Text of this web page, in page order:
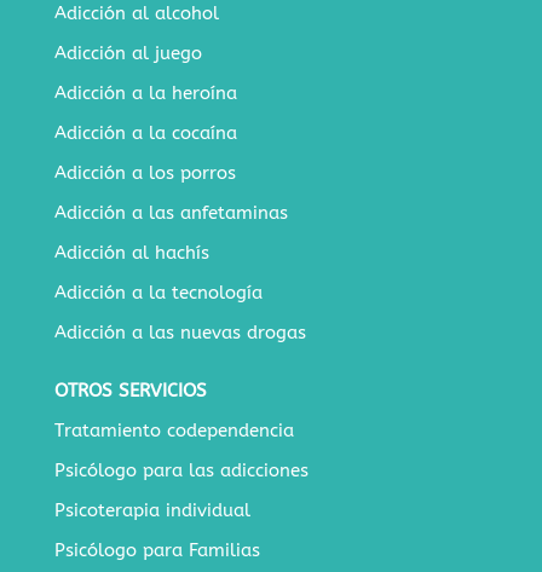
Adicción al alcohol
Adicción al juego
Adicción a la heroína
Adicción a la cocaína
Adicción a los porros
Adicción a las anfetaminas
Adicción al hachís
Adicción a la tecnología
Adicción a las nuevas drogas
OTROS SERVICIOS
Tratamiento codependencia
Psicólogo para las adicciones
Psicoterapia individual
Psicólogo para Familias